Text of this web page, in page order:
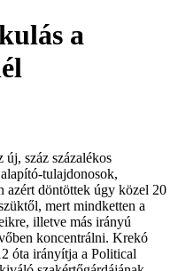
a
száz százalékos
tulajdonosok,
azért döntöttek úgy közel 20
mert mindketten a
illetve más irányú
koncentrálni. Krekó
óta irányítja a Political